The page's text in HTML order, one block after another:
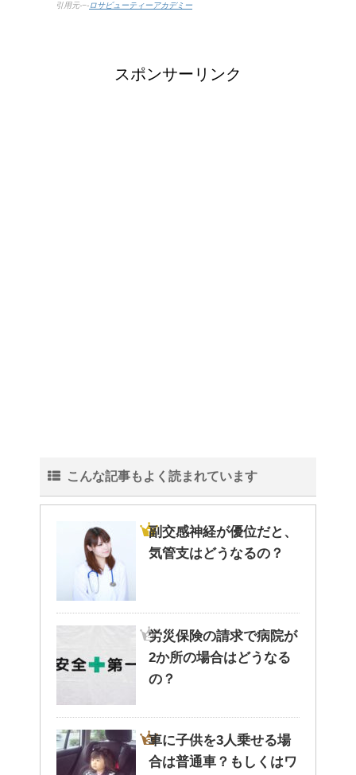
引用元-−-ロサビューティーアカデミー
スポンサーリンク
こんな記事もよく読まれています
副交感神経が優位だと、
気管支はどうなるの？
労災保険の請求で病院が
2か所の場合はどうなる
の？
車に子供を3人乗せる場
合は普通車？もしくはワ